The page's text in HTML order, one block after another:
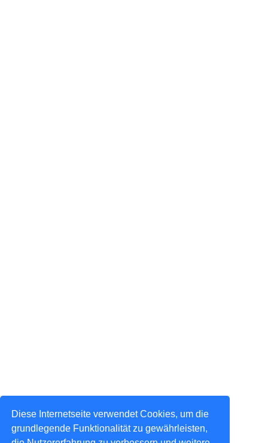
Diese Internetseite verwendet Cookies, um die
grundlegende Funktionalität zu gewährleisten,